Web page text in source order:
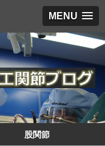
MENU
股関節